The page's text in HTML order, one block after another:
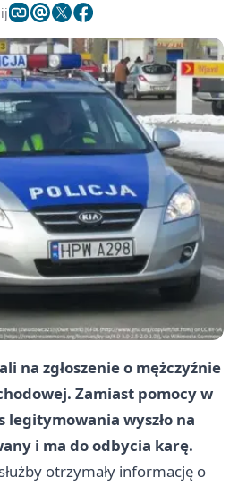
na zgłoszenie o mężczyźnie
Zamiast pomocy w
legitymowania wyszło na
i ma do odbycia karę.
otrzymały informację o